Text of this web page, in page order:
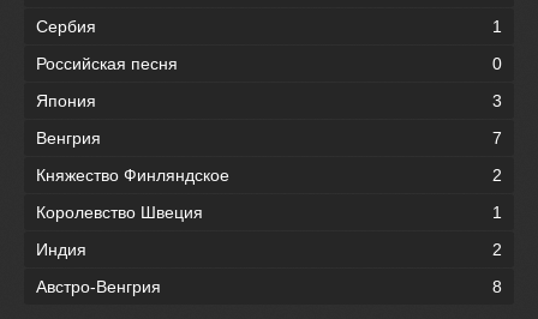
Сербия
1
Российская песня
0
Япония
3
Венгрия
7
Княжество Финляндское
2
Королевство Швеция
1
Индия
2
Австро-Венгрия
8